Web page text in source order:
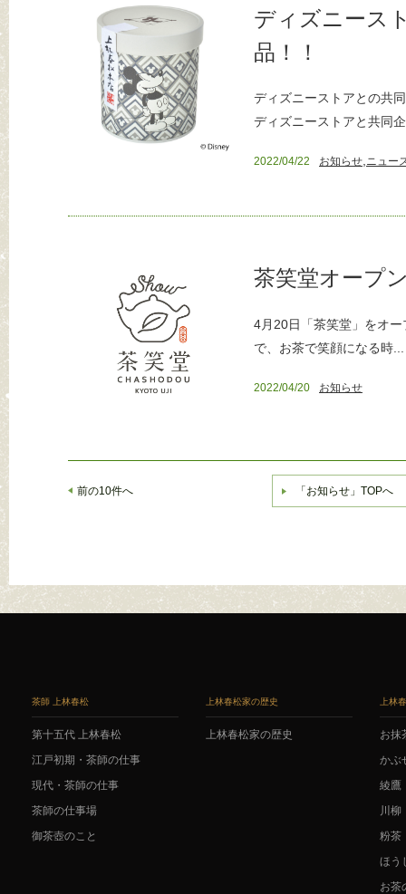
ディズニース
品！！
ディズニーストアとの共
ディズニーストアと共同
2022/04/22 お知らせ,ニュー
茶笑堂オープ
4月20日「茶笑堂」をオ
で、お茶で笑顔になる時...
2022/04/20 お知らせ
「お知らせ」TOPへ
前の10件へ
茶師 上林春松
第十五代 上林春松
江戸初期・茶師の仕事
現代・茶師の仕事
茶師の仕事場
御茶壺のこと
上林春松家の歴史
上林春松家の歴史
上林
お抹
かぶ
綾鷹
川柳
粉茶
ほう
お茶